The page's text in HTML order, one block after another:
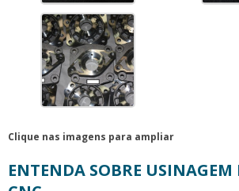
Clique nas imagens para ampliar
ENTENDA SOBRE